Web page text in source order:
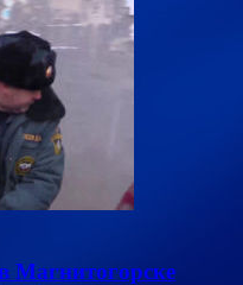
Магнитогорске